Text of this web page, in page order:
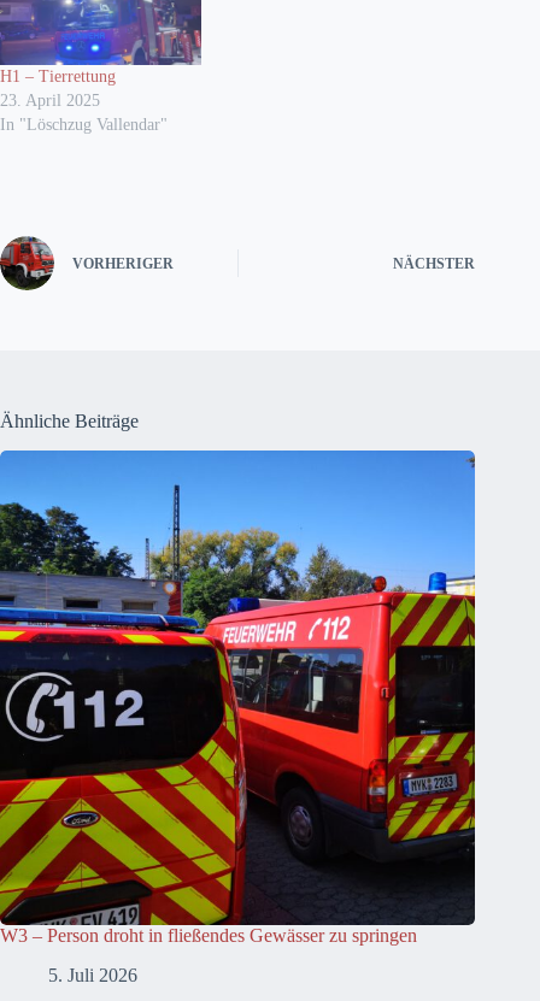
H1 – Tierrettung
23. April 2025
In "Löschzug Vallendar"
VORHERIGER NÄCHSTER
Ähnliche Beiträge
W3 – Person droht in fließendes Gewässer zu springen
5. Juli 2026